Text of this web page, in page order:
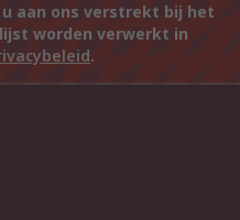
aan ons verstrekt bij het
worden verwerkt in
.